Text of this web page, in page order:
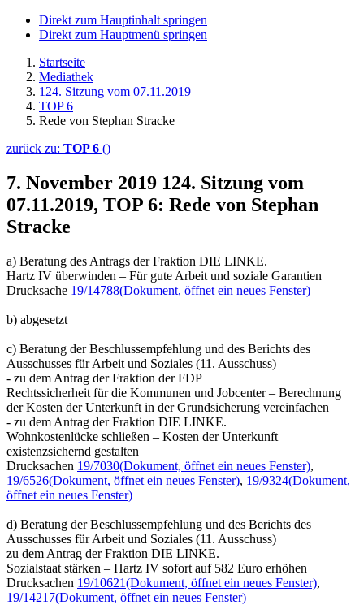
Direkt zum Hauptinhalt springen
Direkt zum Hauptmenü springen
Startseite
Mediathek
124. Sitzung vom 07.11.2019
TOP 6
Rede von Stephan Stracke
zurück zu: TOP 6 ()
7. November 2019 124. Sitzung vom
07.11.2019, TOP 6: Rede von Stephan
Stracke
a) Beratung des Antrags der Fraktion DIE LINKE.
Hartz IV überwinden – Für gute Arbeit und soziale Garantien
Drucksache 19/14788(Dokument, öffnet ein neues Fenster)
b) abgesetzt
c) Beratung der Beschlussempfehlung und des Berichts des
Ausschusses für Arbeit und Soziales (11. Ausschuss)
- zu dem Antrag der Fraktion der FDP
Rechtssicherheit für die Kommunen und Jobcenter – Berechnung
der Kosten der Unterkunft in der Grundsicherung vereinfachen
- zu dem Antrag der Fraktion DIE LINKE.
Wohnkostenlücke schließen – Kosten der Unterkunft
existenzsichernd gestalten
Drucksachen 19/7030(Dokument, öffnet ein neues Fenster),
19/6526(Dokument, öffnet ein neues Fenster), 19/9324(Dokument,
öffnet ein neues Fenster)
d) Beratung der Beschlussempfehlung und des Berichts des
Ausschusses für Arbeit und Soziales (11. Ausschuss)
zu dem Antrag der Fraktion DIE LINKE.
Sozialstaat stärken – Hartz IV sofort auf 582 Euro erhöhen
Drucksachen 19/10621(Dokument, öffnet ein neues Fenster),
19/14217(Dokument, öffnet ein neues Fenster)